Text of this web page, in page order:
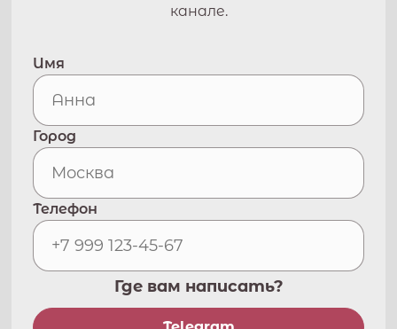
канале.
Имя
Город
Телефон
Где вам написать?